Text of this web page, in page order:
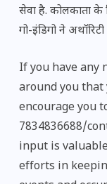
सेवा है. कोलकाता के
गो-इंडिगो ने अथॉरिटी
If you have any
around you that
encourage you
7834836688/
input is
efforts in